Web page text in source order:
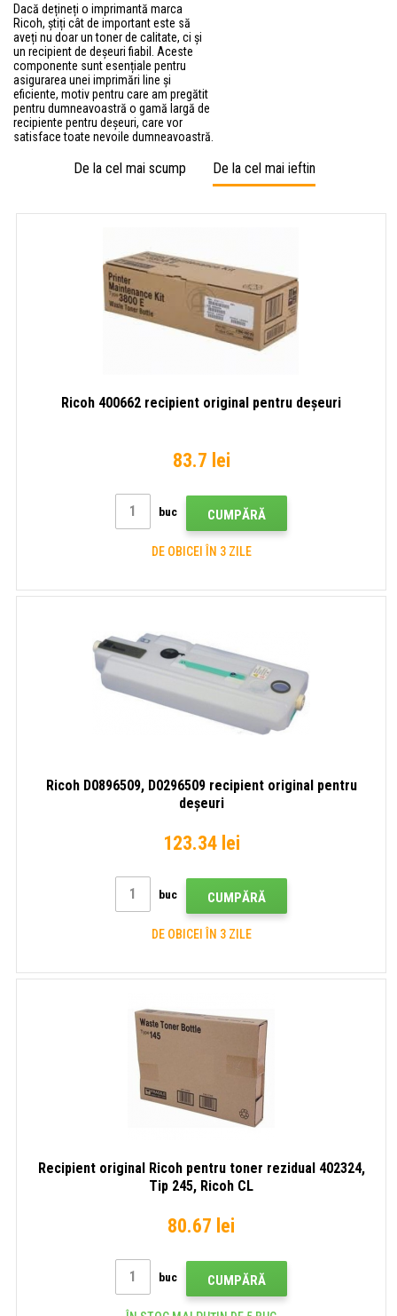
Dacă dețineți o imprimantă marca
Ricoh, știți cât de important este să
aveți nu doar un toner de calitate, ci și
un recipient de deșeuri fiabil. Aceste
componente sunt esențiale pentru
asigurarea unei imprimări line și
eficiente, motiv pentru care am pregătit
pentru dumneavoastră o gamă largă de
recipiente pentru deșeuri, care vor
satisface toate nevoile dumneavoastră.
De la cel mai scump De la cel mai ieftin
Ricoh 400662 recipient original pentru deșeuri
83.7 lei
buc CUMPĂRĂ
DE OBICEI ÎN 3 ZILE
Ricoh D0896509, D0296509 recipient original pentru
deșeuri
123.34 lei
buc CUMPĂRĂ
DE OBICEI ÎN 3 ZILE
Recipient original Ricoh pentru toner rezidual 402324,
Tip 245, Ricoh CL
80.67 lei
buc CUMPĂRĂ